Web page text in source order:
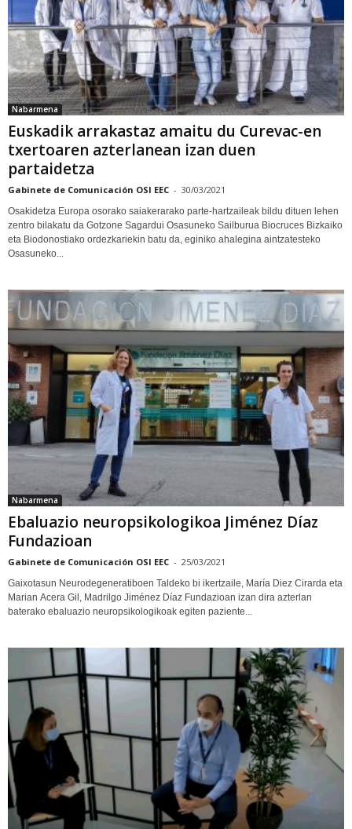
Nabarmena
Euskadik arrakastaz amaitu du Curevac-en
txertoaren azterlanean izan duen
partaidetza
Gabinete de Comunicación OSI EEC - 30/03/2021
Osakidetza Europa osorako saiakerarako parte-hartzaileak bildu dituen lehen
zentro bilakatu da Gotzone Sagardui Osasuneko Sailburua Biocruces Bizkaiko
eta Biodonostiako ordezkariekin batu da, eginiko ahalegina aintzatesteko
Osasuneko...
Nabarmena
Ebaluazio neuropsikologikoa Jiménez Díaz
Fundazioan
Gabinete de Comunicación OSI EEC - 25/03/2021
Gaixotasun Neurodegeneratiboen Taldeko bi ikertzaile, María Diez Cirarda eta
Marian Acera Gil, Madrilgo Jiménez Díaz Fundazioan izan dira azterlan
baterako ebaluazio neuropsikologikoak egiten paziente...